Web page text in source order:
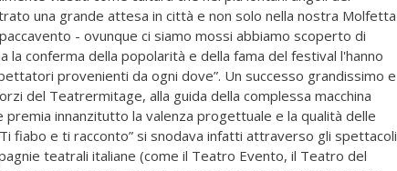
una grande attesa in città e non solo nella nostra Molfetta
- ovunque ci siamo mossi abbiamo scoperto di
la conferma della popolarità e della fama del festival l'hanno
provenienti da ogni dove”. Un successo grandissimo e
del Teatrermitage, alla guida della complessa macchina
innanzitutto la valenza progettuale e la qualità delle
fiabo e ti racconto” si snodava infatti attraverso gli spettacoli
teatrali italiane (come il Teatro Evento, il Teatro del